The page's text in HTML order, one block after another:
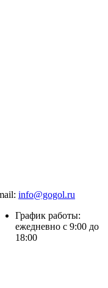
info@gogol.ru
График работы:
ежедневно с 9:00 до
18:00